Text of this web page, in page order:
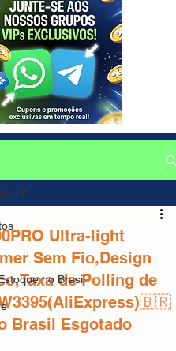
no Brasil
Ultra-light
Sem Fio,Design
de Polling de
Brasil Esgotado
NaN de 5 estrelas.